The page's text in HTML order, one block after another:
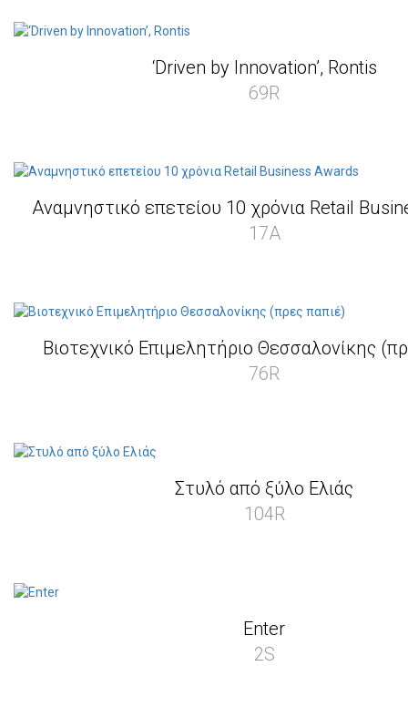
‘Driven by Innovation’, Rontis
69R
Αναμνηστικό επετείου 10 χρόνια Retail
17A
Βιοτεχνικό Επιμελητήριο Θεσσαλονίκης
76R
Στυλό από ξύλο Ελιάς
104R
Enter
2S